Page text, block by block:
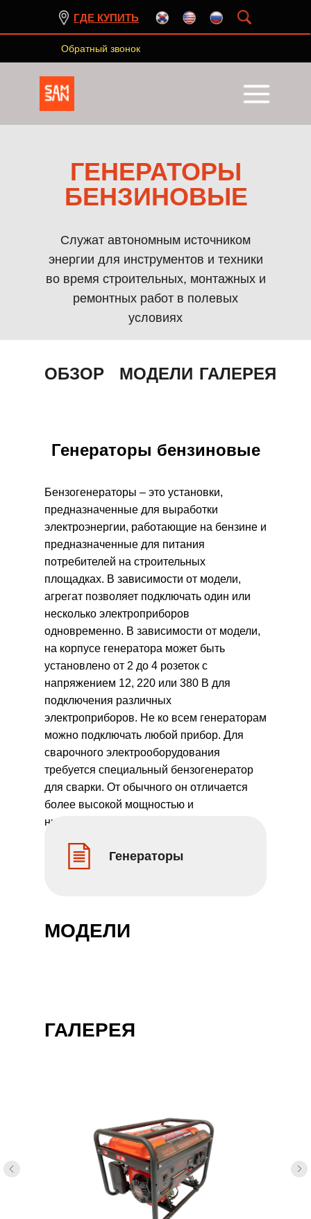
ГДЕ КУПИТЬ
Обратный звонок
+7 903 667 99 31
Служат автономным источником
энергии для инструментов и техники
во время строительных, монтажных и
ремонтных работ в полевых
условиях
ГЕНЕРАТОРЫ
БЕНЗИНОВЫЕ
ОБЗОР МОДЕЛИ ГАЛЕРЕЯ
Генераторы бензиновые
Бензогенераторы – это установки,
предназначенные для выработки
электроэнергии, работающие на бензине и
предназначенные для питания
потребителей на строительных
площадках. В зависимости от модели,
агрегат позволяет подключать один или
несколько электроприборов
одновременно. В зависимости от модели,
на корпусе генератора может быть
установлено от 2 до 4 розеток с
напряжением 12, 220 или 380 В для
подключения различных
электроприборов. Не ко всем генераторам
можно подключать любой прибор. Для
сварочного электрооборудования
требуется специальный бензогенератор
для сварки. От обычного он отличается
более высокой мощностью и
низковольтностью, что важно для
плазменной резки.Генераторы
МОДЕЛИ
ГАЛЕРЕЯ